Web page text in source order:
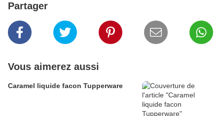
Partager
Vous aimerez aussi
Caramel liquide facon Tupperware